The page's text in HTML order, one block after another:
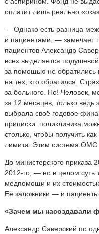
оплатит лишь реально
— Однако есть разница
и пациентами, — замечает
пациентов Александр
всех выделяется
за помощью не обратились
на тех, кто обратился.
за больного. Но! Человек,
за 12 месяцев, только ведь
выбрала своё годовое
приписки: поликлиника
столько, чтобы получить
лимита. Этим система ОМС
До министерского приказа
2012-го, — но в целом суть
медпомощи и их
Её заложники — и
«Зачем мы насоздавали
Александр Саверский по